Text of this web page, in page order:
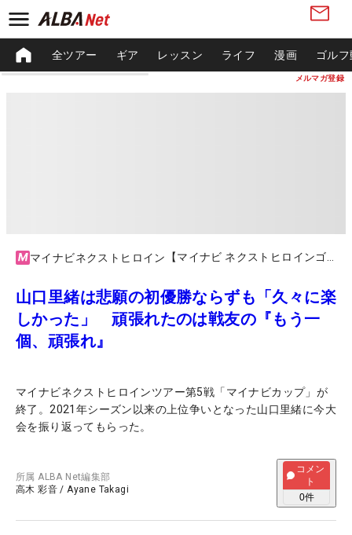
メルマガ登録
全ツアー ギア レッスン ライフ 漫画 ゴル
マイナビネクストヒロイン
山口里緒は悲願の初優勝ならずも「久々に楽
しかった」 頑張れたのは戦友の『もう一
個、頑張れ』
マイナビネクストヒロインツアー第5戦「マイナビカップ」が
終了。2021年シーズン以来の上位争いとなった山口里緒に今大
会を振り返ってもらった。
所属ALBA Net編集部
高木 彩音 /Ayane Takagi
コメン
ト
0件